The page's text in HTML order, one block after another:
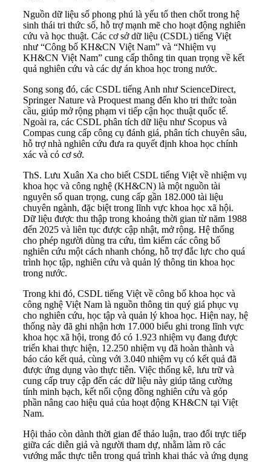
Nguồn dữ liệu số phong phú là yếu tố then chốt trong hệ
sinh thái tri thức số, hỗ trợ mạnh mẽ cho hoạt động nghiên
cứu và học thuật. Các cơ sở dữ liệu (CSDL) tiếng Việt
như “Công bố KH&CN Việt Nam” và “Nhiệm vụ
KH&CN Việt Nam” cung cấp thông tin quan trọng về kết
quả nghiên cứu và các dự án khoa học trong nước.
Song song đó, các CSDL tiếng Anh như ScienceDirect,
Springer Nature và Proquest mang đến kho tri thức toàn
cầu, giúp mở rộng phạm vi tiếp cận học thuật quốc tế.
Ngoài ra, các CSDL phân tích dữ liệu như Scopus và
Compas cung cấp công cụ đánh giá, phân tích chuyên sâu,
hỗ trợ nhà nghiên cứu đưa ra quyết định khoa học chính
xác và có cơ sở.
ThS. Lưu Xuân Xa cho biết CSDL tiếng Việt về nhiệm vụ
khoa học và công nghệ (KH&CN) là một nguồn tài
nguyên số quan trọng, cung cấp gần 182.000 tài liệu
chuyên ngành, đặc biệt trong lĩnh vực khoa học xã hội.
Dữ liệu được thu thập trong khoảng thời gian từ năm 1988
đến 2025 và liên tục được cập nhật, mở rộng. Hệ thống
cho phép người dùng tra cứu, tìm kiếm các công bố
nghiên cứu một cách nhanh chóng, hỗ trợ đắc lực cho quá
trình học tập, nghiên cứu và quản lý thông tin khoa học
trong nước.
Trong khi đó, CSDL tiếng Việt về công bố khoa học và
công nghệ Việt Nam là nguồn thông tin quý giá phục vụ
cho nghiên cứu, học tập và quản lý khoa học. Hiện nay, hệ
thống này đã ghi nhận hơn 17.000 biểu ghi trong lĩnh vực
khoa học xã hội, trong đó có 1.923 nhiệm vụ đang được
triển khai thực hiện, 12.250 nhiệm vụ đã hoàn thành và
báo cáo kết quả, cùng với 3.040 nhiệm vụ có kết quả đã
được ứng dụng vào thực tiễn. Việc thống kê, lưu trữ và
cung cấp truy cập đến các dữ liệu này giúp tăng cường
tính minh bạch, kết nối cộng đồng nghiên cứu và góp
phần nâng cao hiệu quả của hoạt động KH&CN tại Việt
Nam.
Hội thảo còn dành thời gian để thảo luận, trao đổi trực tiếp
giữa các diễn giả và người tham dự, nhằm làm rõ các
vướng mắc thực tiễn trong quá trình khai thác và ứng dụng